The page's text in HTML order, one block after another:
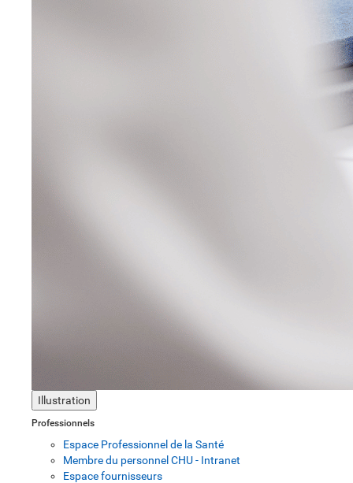
Illustration
Professionnels
Espace Professionnel de la Santé
Membre du personnel CHU - Intranet
Espace fournisseurs